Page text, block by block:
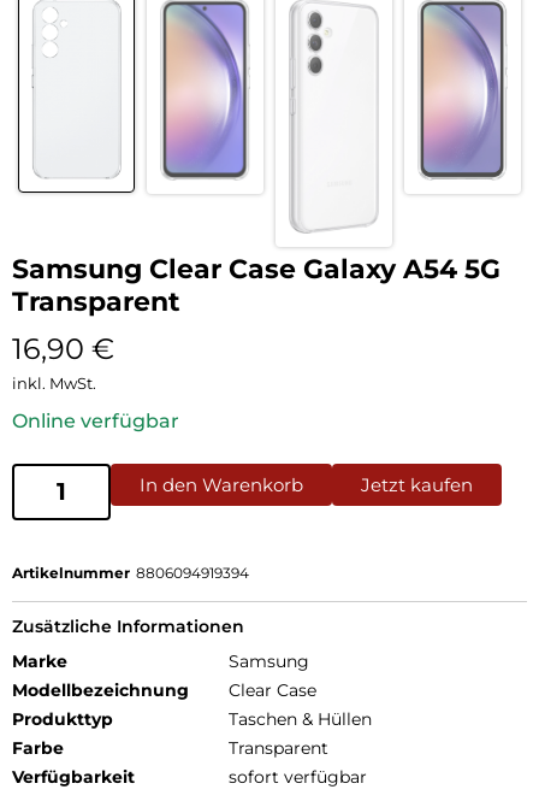
Samsung Clear Case Galaxy A54 5G
Transparent
16,90 €
inkl. MwSt.
Online verfügbar
In den Warenkorb Jetzt kaufen
Artikelnummer 8806094919394
Zusätzliche Informationen
Marke
Samsung
Modellbezeichnung
Clear Case
Produkttyp
Taschen & Hüllen
Farbe
Transparent
Verfügbarkeit
sofort verfügbar